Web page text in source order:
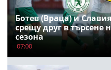
Ботев (Враца) и
срещу друг в търсене
сезона
07:00